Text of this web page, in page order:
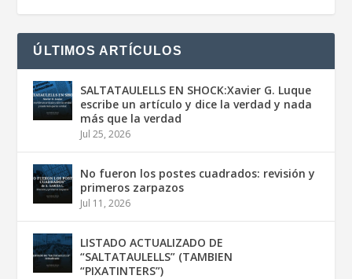
ÚLTIMOS ARTÍCULOS
SALTATAULELLS EN SHOCK:Xavier G. Luque
escribe un artículo y dice la verdad y nada
más que la verdad
Jul 25, 2026
No fueron los postes cuadrados: revisión y
primeros zarpazos
Jul 11, 2026
LISTADO ACTUALIZADO DE
“SALTATAULELLS” (TAMBIEN
“PIXATINTERS”)